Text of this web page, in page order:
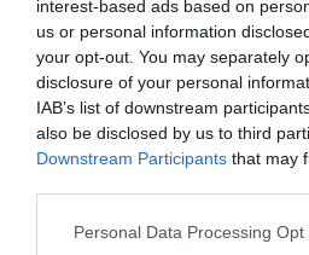
interest-based ads based on
us or personal information
your opt-out. You may separately
disclosure of your personal
IAB’s list of downstream
also be disclosed by us to third
Downstream Participants that may
Personal Data Processing Opt
Ταυτότητα
Πληροφορίες έκδοσης:
ISBN: 978-960-505-331-4, Τιμή:
Αργυρώ Μακάρωφ
μάθετε πρώτοι όλες τις